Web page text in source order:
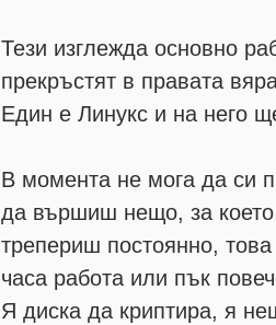
Тези изглежда основно
прекръстят в правата
Един е Линукс и на него
В момента не мога да си
да вършиш нещо, за което
трепериш постоянно,
часа работа или пък
Я диска да криптира, я